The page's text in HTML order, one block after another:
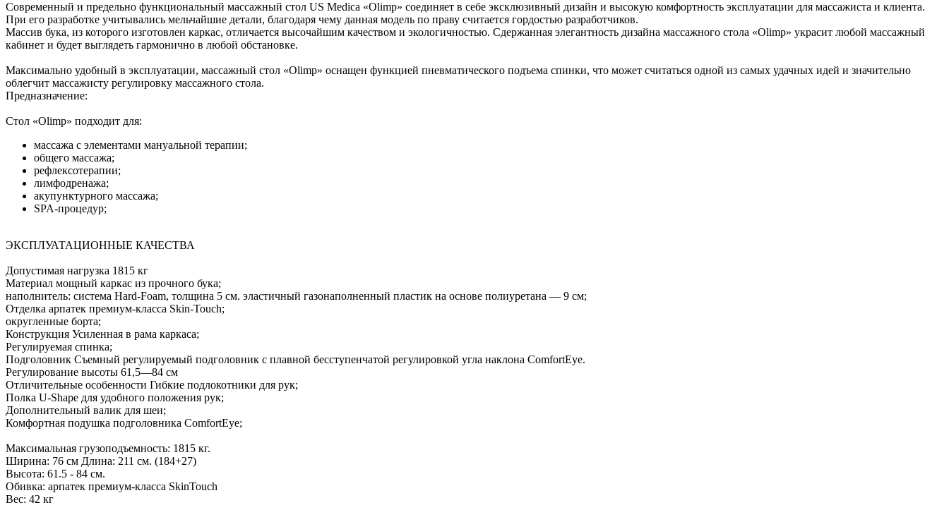
Современный и предельно функциональный массажный стол US Medica «Olimp» соединяет в себе эксклюзивный дизайн и высокую комфортность эксплуатации для массажиста и клиента.
При его разработке учитывались мельчайшие детали, благодаря чему данная модель по праву считается гордостью разработчиков.
Массив бука, из которого изготовлен каркас, отличается высочайшим качеством и экологичностью. Сдержанная элегантность дизайна массажного стола «Olimp» украсит любой массажный
кабинет и будет выглядеть гармонично в любой обстановке.
Максимально удобный в эксплуатации, массажный стол «Olimp» оснащен функцией пневматического подъема спинки, что может считаться одной из самых удачных идей и значительно
облегчит массажисту регулировку массажного стола.
Предназначение:
Стол «Olimp» подходит для:
массажа с элементами мануальной терапии;
общего массажа;
рефлексотерапии;
лимфодренажа;
акупунктурного массажа;
SPA-процедур;
ЭКСПЛУАТАЦИОННЫЕ КАЧЕСТВА
Допустимая нагрузка 1815 кг
Материал мощный каркас из прочного бука;
наполнитель: система Hard-Foam, толщина 5 см. эластичный газонаполненный пластик на основе полиуретана — 9 см;
Отделка арпатек премиум-класса Skin-Touch;
округленные борта;
Конструкция Усиленная в рама каркаса;
Регулируемая спинка;
Подголовник Съемный регулируемый подголовник с плавной бесступенчатой регулировкой угла наклона ComfortEye.
Регулирование высоты 61,5—84 см
Отличительные особенности Гибкие подлокотники для рук;
Полка U-Shape для удобного положения рук;
Дополнительный валик для шеи;
Комфортная подушка подголовника ComfortEye;
Максимальная грузоподъемность: 1815 кг.
Ширина: 76 см Длина: 211 см. (184+27)
Высота: 61.5 - 84 см.
Обивка: арпатек премиум-класса SkinTouch
Вес: 42 кг